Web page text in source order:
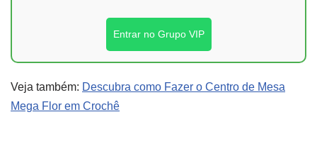
Entrar no Grupo VIP
Veja também: Descubra como Fazer o Centro de Mesa
Mega Flor em Crochê